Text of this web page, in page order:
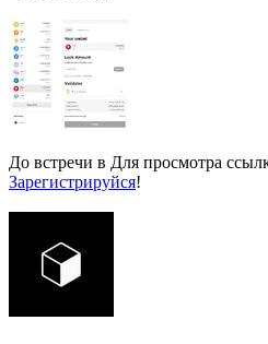
До встречи в Для просмотра
Зарегистрируйся!